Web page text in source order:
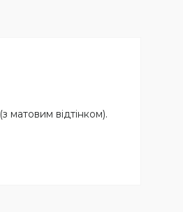
(з матовим відтінком).